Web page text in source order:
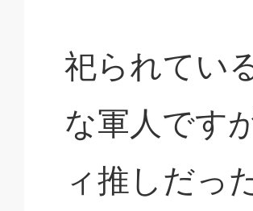
祀られてい
な軍人です
ィ推しだっ